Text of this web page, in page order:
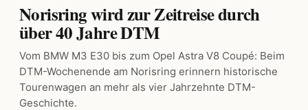
Norisring wird zur Zeitreise durch
über 40 Jahre DTM
Vom BMW M3 E30 bis zum Opel Astra V8 Coupé: Beim
DTM-Wochenende am Norisring erinnern historische
Tourenwagen an mehr als vier Jahrzehnte DTM-
Geschichte.